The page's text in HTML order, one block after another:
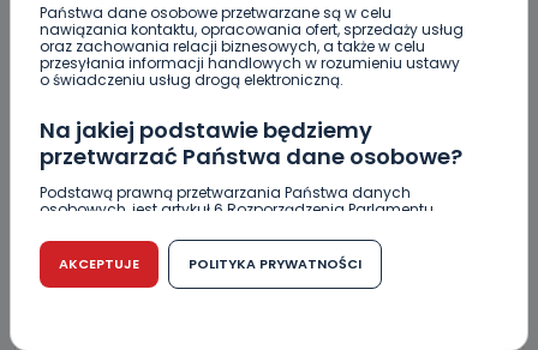
Państwa dane osobowe przetwarzane są w celu
nawiązania kontaktu, opracowania ofert, sprzedaży usług
oraz zachowania relacji biznesowych, a także w celu
przesyłania informacji handlowych w rozumieniu ustawy
o świadczeniu usług drogą elektroniczną.
Na jakiej podstawie będziemy
przetwarzać Państwa dane osobowe?
Podstawą prawną przetwarzania Państwa danych
osobowych, jest artykuł 6 Rozporządzenia Parlamentu
r. w sprawie ochrony osób fizycznych w związku z
przetwarzaniem danych osobowych w sprawie
swobodnego przepływu takich danych oraz uchylenia
dyrektywy 95/46/WE (RODO).
Czy jest możliwość cofnięcia zgody?
AKCEPTUJE POLITYKA PRYWATNOŚCI
S Schizofrenia
Szkoda, że Promax ma zupełnie inne podejście do
wydawania danych abonentów po adresie IP swoich
abonentów – również nie przestrzegających prawa.